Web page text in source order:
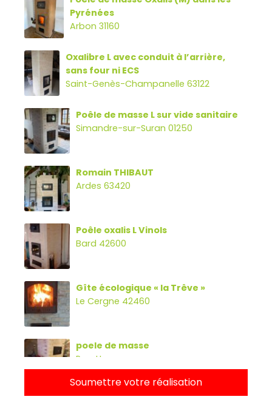
Pyrénées
Arbon 31160
Oxalibre L avec conduit à l’arrière,
sans four ni ECS
Saint-Genès-Champanelle 63122
Poêle de masse L sur vide sanitaire
Simandre-sur-Suran 01250
Romain THIBAUT
Ardes 63420
Poêle oxalis L Vinols
Bard 42600
Gîte écologique « la Trêve »
Le Cergne 42460
poele de masse
Parette
Soumettre votre réalisation